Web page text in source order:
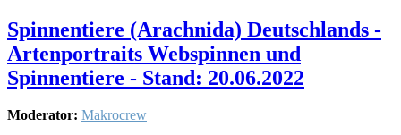
Spinnentiere (Arachnida) Deutschlands -
Artenportraits Webspinnen und
Spinnentiere - Stand: 20.06.2022
Moderator: Makrocrew